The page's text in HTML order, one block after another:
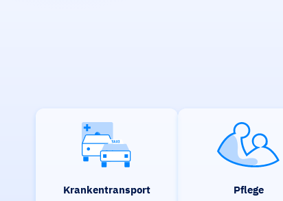
Krankentransport Pflege